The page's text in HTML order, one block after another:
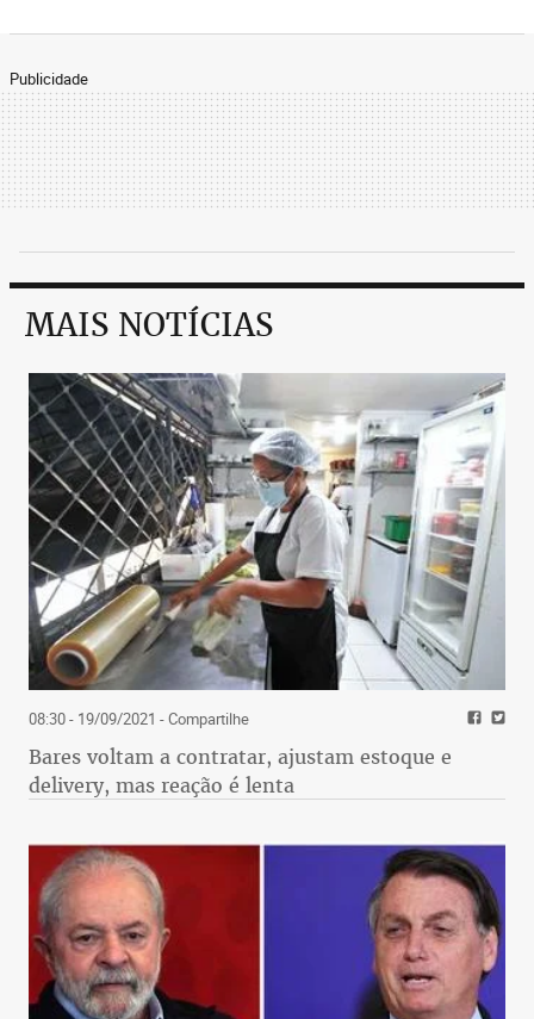
Publicidade
MAIS NOTÍCIAS
08:30 - 19/09/2021 - Compartilhe
Bares voltam a contratar, ajustam estoque e
delivery, mas reação é lenta